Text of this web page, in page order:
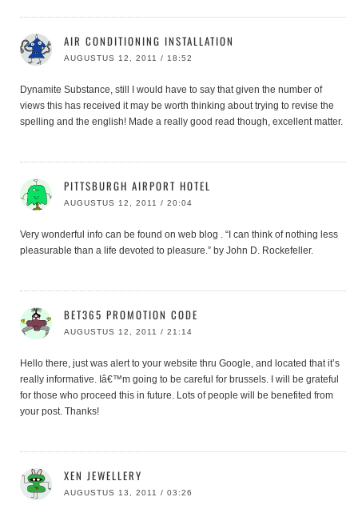
AIR CONDITIONING INSTALLATION
AUGUSTUS 12, 2011 / 18:52
Dynamite Substance, still I would have to say that given the number of
views this has received it may be worth thinking about trying to revise the
spelling and the english! Made a really good read though, excellent matter.
PITTSBURGH AIRPORT HOTEL
AUGUSTUS 12, 2011 / 20:04
Very wonderful info can be found on web blog . “I can think of nothing less
pleasurable than a life devoted to pleasure.” by John D. Rockefeller.
BET365 PROMOTION CODE
AUGUSTUS 12, 2011 / 21:14
Hello there, just was alert to your website thru Google, and located that it’s
really informative. Iâ€™m going to be careful for brussels. I will be grateful
for those who proceed this in future. Lots of people will be benefited from
your post. Thanks!
XEN JEWELLERY
AUGUSTUS 13, 2011 / 03:26